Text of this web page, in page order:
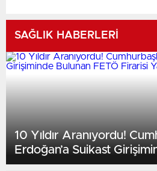
SAĞLIK HABERLERİ
10 Yıldır Aranıyordu!
Erdoğan’a Suikast
Firarisi Yakalandı